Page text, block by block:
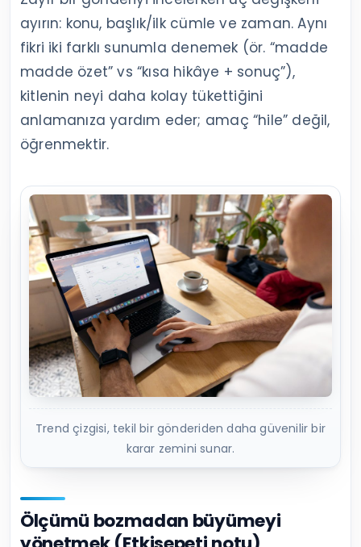
ayırın: konu, başlık/ilk cümle ve zaman. Aynı
fikri iki farklı sunumla denemek (ör. “madde
madde özet” vs “kısa hikâye + sonuç”),
kitlenin neyi daha kolay tükettiğini
anlamanıza yardım eder; amaç “hile” değil,
öğrenmektir.
Trend çizgisi, tekil bir gönderiden daha güvenilir bir
karar zemini sunar.
Ölçümü bozmadan büyümeyi